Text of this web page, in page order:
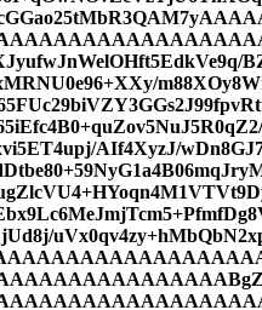
AIf4XyzJ/